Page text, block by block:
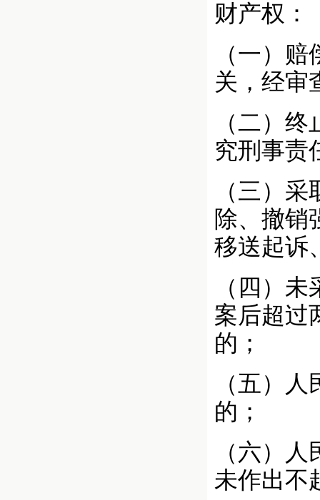
财产权：
（一）
关，经审
（二）
究刑事责
（三）
除、撤销
移送起诉
（四）
案后超过
的；
（五）
的；
（六）
未作出不